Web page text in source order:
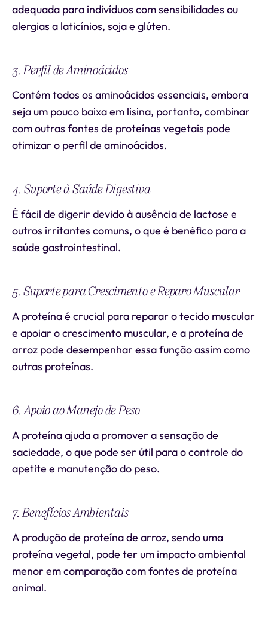
adequada para indivíduos com sensibilidades ou
alergias a laticínios, soja e glúten.
3. Perfil de Aminoácidos
Contém todos os aminoácidos essenciais, embora
seja um pouco baixa em lisina, portanto, combinar
com outras fontes de proteínas vegetais pode
otimizar o perfil de aminoácidos.
4. Suporte à Saúde Digestiva
É fácil de digerir devido à ausência de lactose e
outros irritantes comuns, o que é benéfico para a
saúde gastrointestinal.
5. Suporte para Crescimento e Reparo Muscular
A proteína é crucial para reparar o tecido muscular
e apoiar o crescimento muscular, e a proteína de
arroz pode desempenhar essa função assim como
outras proteínas.
6. Apoio ao Manejo de Peso
A proteína ajuda a promover a sensação de
saciedade, o que pode ser útil para o controle do
apetite e manutenção do peso.
7. Benefícios Ambientais
A produção de proteína de arroz, sendo uma
proteína vegetal, pode ter um impacto ambiental
menor em comparação com fontes de proteína
animal.